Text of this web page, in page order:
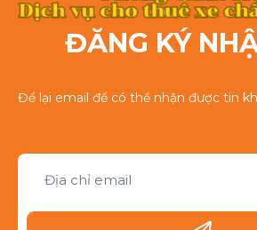
ĐĂNG KÝ
Để lại email để có thể nhận được tin